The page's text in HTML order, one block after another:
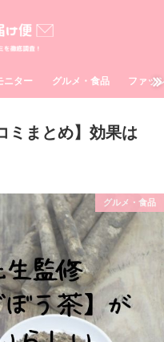
ニター グルメ・食品 ファッ
ミまとめ】効果は
グルメ・食品